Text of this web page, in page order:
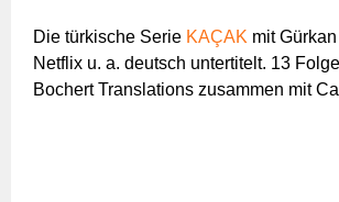
Die türkische Serie KAÇAK mit
Netflix u. a. deutsch untertitelt. 13
Bochert Translations zusammen mit